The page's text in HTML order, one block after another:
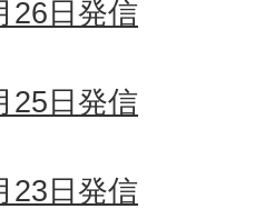
26日発信
25日発信
23日発信